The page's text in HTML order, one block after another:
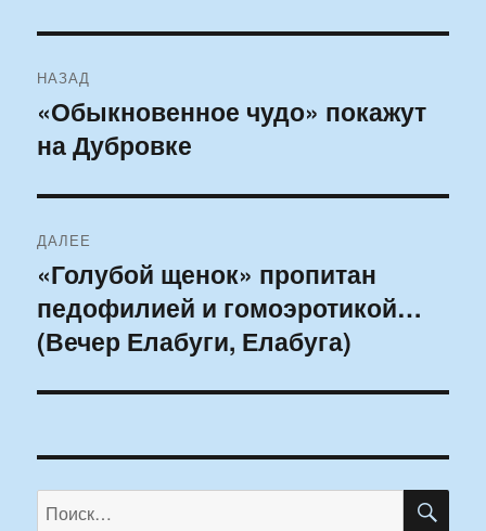
по
записям
НАЗАД
Предыдущая
запись:
«Обыкновенное чудо» покажут
на Дубровке
ДАЛЕЕ
Следующая
запись:
«Голубой щенок» пропитан
педофилией и гомоэротикой…
(Вечер Елабуги, Елабуга)
Искать: